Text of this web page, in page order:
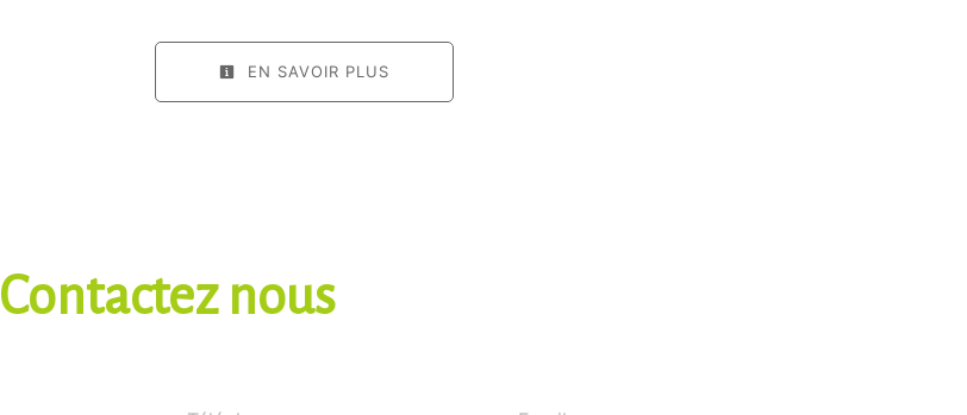
EN SAVOIR PLUS
Contactez nous